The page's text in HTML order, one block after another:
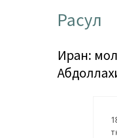
Расул
Иран: